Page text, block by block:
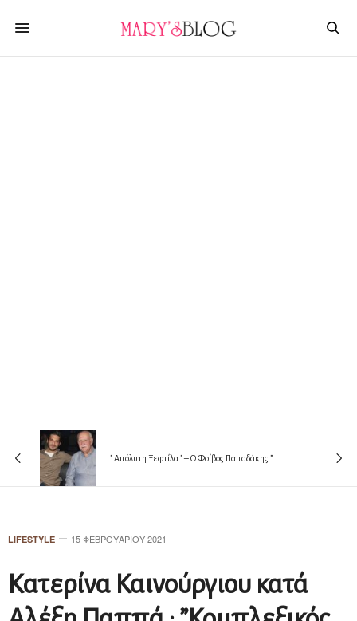
” Απόλυτη Ξεφτίλα ” – Ο Φοίβος Παπαδάκης ”...
LIFESTYLE 15 ΦΕΒΡΟΥΑΡΊΟΥ 2021
Kατερίνα Καινούργιου κατά